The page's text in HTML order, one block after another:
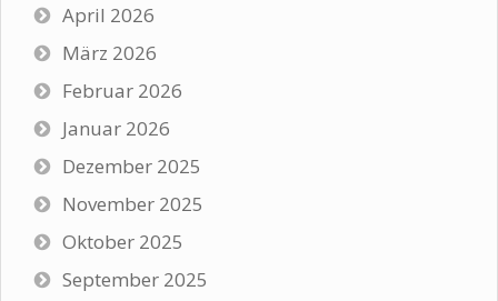
April 2026
März 2026
Februar 2026
Januar 2026
Dezember 2025
November 2025
Oktober 2025
September 2025